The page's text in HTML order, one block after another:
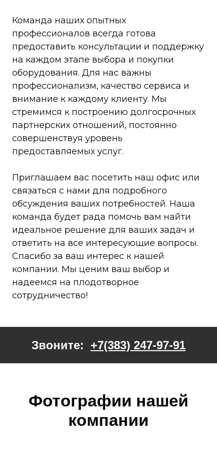
Команда наших опытных
профессионалов всегда готова
предоставить консультации и поддержку
на каждом этапе выбора и покупки
оборудования. Для нас важны
профессионализм, качество сервиса и
внимание к каждому клиенту. Мы
стремимся к построению долгосрочных
партнерских отношений, постоянно
совершенствуя уровень
предоставляемых услуг.
Приглашаем вас посетить наш офис или
связаться с нами для подробного
обсуждения ваших потребностей. Наша
команда будет рада помочь вам найти
идеальное решение для ваших задач и
ответить на все интересующие вопросы.
Спасибо за ваш интерес к нашей
компании. Мы ценим ваш выбор и
надеемся на плодотворное
сотрудничество!
Звоните: +7(383) 247-97-91
Фотографии нашей
компании